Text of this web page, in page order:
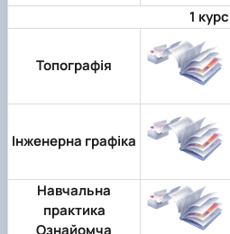
1 курс
Топографія
Інженерна графіка
Навчальна
практика
Ознайомча